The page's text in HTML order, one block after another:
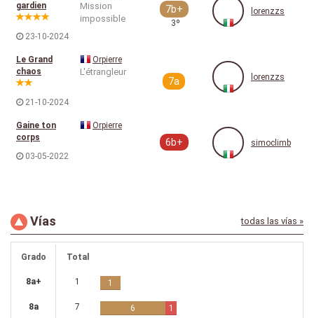
gardien
23-10-2024
Mission
impossible
7b+
3º
lorenzzs
Le Grand
chaos
21-10-2024
Orpierre
L'étrangleur
7a lorenzzs
Gaine ton
corps
03-05-2022
Orpierre
6b+ simoclimb
Vías todas las vías »
Grado Total
8a+ 1 1
8a 7 6 1